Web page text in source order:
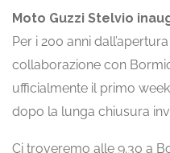
Moto Guzzi Stelvio
Per i 200 anni
collaborazione con
ufficialmente il primo
dopo la lunga chiusura
Ci troveremo alle 9.30 a